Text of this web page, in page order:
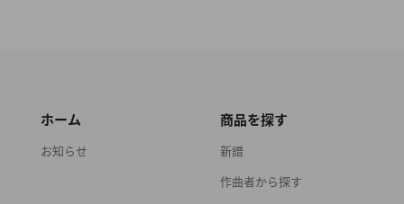
ホーム
お知らせ
商品を探す
新譜
作曲者から探す